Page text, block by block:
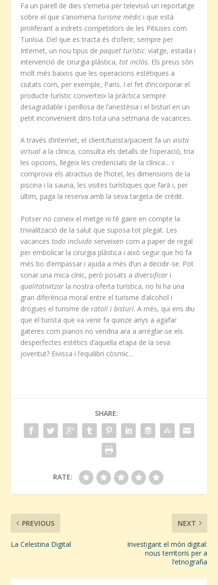
Fa un parell de dies s’emetia per televisió un reportatge
sobre el que s’anomenaturisme mèdici que està
proliferant a indrets competidors de les Pitiüses com
Tunísia. Del que es tracta és d’oferir, sempre per
Internet, un nou tipus depaquet turístic: viatge, estada i
intervenció de cirurgia plàstica,tot inclòs. Els preus són
molt més baixos que les operacions estètiques a
ciutats com, per exemple, Paris. I el fet d’incorporar el
producte turístic converteix la pràctica sempre
desagradable i perillosa de l’anestèsia i el bisturí en un
petit inconvenient dins tota una setmana de vacances.
A través d’internet, el client/turista/pacient fa unvisita
virtual a la clínica, consulta els detalls de l’operació, tria
les opcions, llegeix les credencials de la clínica… i
comprova els atractius de l’hotel, les dimensions de la
piscina i la sauna, les visites turístiques que farà i, per
últim, paga la reserva amb la seva targeta de crèdit.
Potser no coneix el metge ni té gaire en compte la
trivialització de la salut que suposa tot plegat. Les
vacancestodo incluido serveixen com a paper de regal
per embolicar la cirurgia plàstica i això segur que ho fa
més bo d’empassar i ajuda a més d’un a decidir-se. Pot
sonar una mica cínic, però posats adiversificar i
qualitativitzar la nostra oferta turística, no hi ha una
gran diferència moral entre el turisme d’alcohol i
drogues el turisme deratolí i bisturí. A més, qui ens diu
que el turista que va venir fa quinze anys a agafar
gateres com pianos no vendria ara a arreglar-se els
desperfectes estètics d’aquella etapa de la seva
joventut? Eivissa i l’equilibri còsmic…
SHARE:
RATE:
PREVIOUS
La Celestina Digital
NEXT
Investigant el món digital:
nous territoris per a
l’etnografia